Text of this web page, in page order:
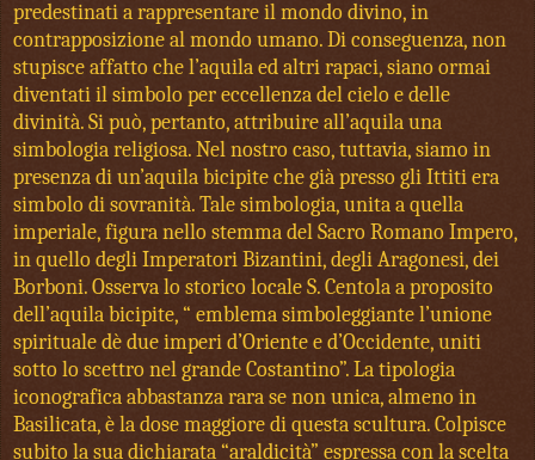
predestinati a rappresentare il mondo divino, in
contrapposizione al mondo umano. Di conseguenza, non
stupisce affatto che l’aquila ed altri rapaci, siano ormai
diventati il simbolo per eccellenza del cielo e delle
divinità. Si può, pertanto, attribuire all’aquila una
simbologia religiosa. Nel nostro caso, tuttavia, siamo in
presenza di un’aquila bicipite che già presso gli Ittiti era
simbolo di sovranità. Tale simbologia, unita a quella
imperiale, figura nello stemma del Sacro Romano Impero,
in quello degli Imperatori Bizantini, degli Aragonesi, dei
Borboni. Osserva lo storico locale S. Centola a proposito
dell’aquila bicipite, “ emblema simboleggiante l’unione
spirituale dè due imperi d’Oriente e d’Occidente, uniti
sotto lo scettro nel grande Costantino”. La tipologia
iconografica abbastanza rara se non unica, almeno in
Basilicata, è la dose maggiore di questa scultura. Colpisce
subito la sua dichiarata “araldicità” espressa con la scelta